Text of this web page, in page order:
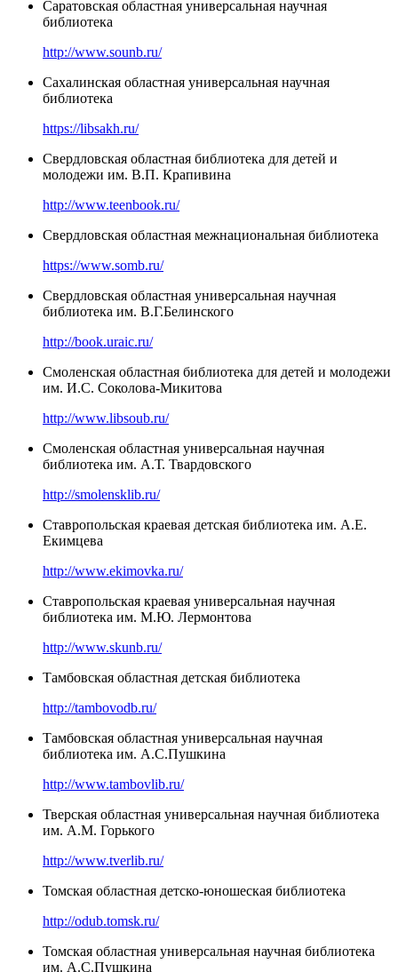
Саратовская областная универсальная научная
библиотека
http://www.sounb.ru/
Сахалинская областная универсальная научная
библиотека
https://libsakh.ru/
Свердловская областная библиотека для детей и
молодежи им. В.П. Крапивина
http://www.teenbook.ru/
Свердловская областная межнациональная библиотека
https://www.somb.ru/
Свердловская областная универсальная научная
библиотека им. В.Г.Белинского
http://book.uraic.ru/
Смоленская областная библиотека для детей и молодежи
им. И.С. Соколова-Микитова
http://www.libsoub.ru/
Смоленская областная универсальная научная
библиотека им. А.Т. Твардовского
http://smolensklib.ru/
Ставропольская краевая детская библиотека им. А.Е.
Екимцева
http://www.ekimovka.ru/
Ставропольская краевая универсальная научная
библиотека им. М.Ю. Лермонтова
http://www.skunb.ru/
Тамбовская областная детская библиотека
http://tambovodb.ru/
Тамбовская областная универсальная научная
библиотека им. А.С.Пушкина
http://www.tambovlib.ru/
Тверская областная универсальная научная библиотека
им. А.М. Горького
http://www.tverlib.ru/
Томская областная детско-юношеская библиотека
http://odub.tomsk.ru/
Томская областная универсальная научная библиотека
им. А.С.Пушкина